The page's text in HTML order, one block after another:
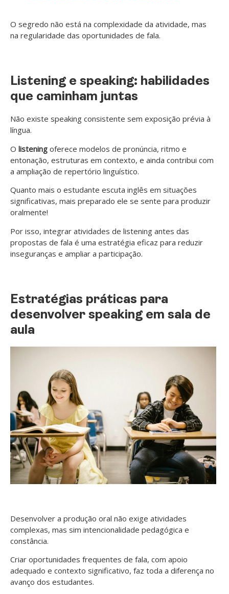
O segredo não está na complexidade da atividade, mas
na regularidade das oportunidades de fala.
Listening e speaking: habilidades
que caminham juntas
Não existe speaking consistente sem exposição prévia à
língua.
O listening oferece modelos de pronúncia, ritmo e
entonação, estruturas em contexto, e ainda contribui com
a ampliação de repertório linguístico.
Quanto mais o estudante escuta inglês em situações
significativas, mais preparado ele se sente para produzir
oralmente!
Por isso, integrar atividades de listening antes das
propostas de fala é uma estratégia eficaz para reduzir
inseguranças e ampliar a participação.
Estratégias práticas para
desenvolver speaking em sala de
aula
Desenvolver a produção oral não exige atividades
complexas, mas sim intencionalidade pedagógica e
constância.
Criar oportunidades frequentes de fala, com apoio
adequado e contexto significativo, faz toda a diferença no
avanço dos estudantes.